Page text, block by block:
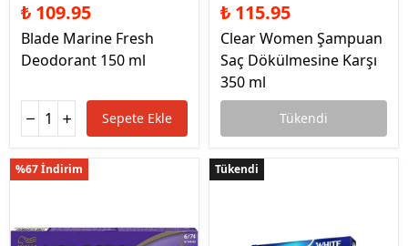
₺ 109.95
Blade Marine Fresh
Deodorant 150 ml
Sepete Ekle
₺ 115.95
Clear Women Şampuan
Saç Dökülmesine Karşı
350 ml
Tükendi
%67 İndirim Tükendi
Tükendi